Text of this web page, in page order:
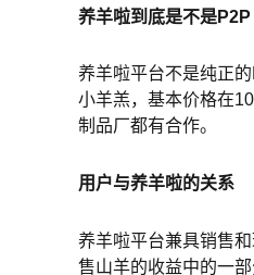
养羊啦到底是不是P2P
养羊啦平台不是纯正
小羊羔，基本价格在
制品厂都有合作。
用户与养羊啦的关系
养羊啦平台兼具销售
售山羊的收益中的一